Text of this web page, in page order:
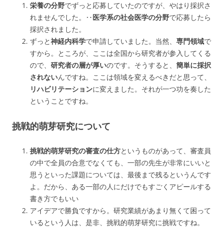
栄養の分野でずっと応募していたのですが、やはり採択さ
れませんでした。‥医学系の社会医学の分野で応募したら
採択されました。
ずっと神経内科学で申請していました。当然、 専門領域で
すから。ところが、ここは全国から研究者が参入してくる
ので、 研究者の層が厚いのです。そうすると、 簡単に採択
されないんですね。ここは領域を変えるべきだと思って、
リハビリテーションに変えました。それが一つ功を奏した
ということですね。
挑戦的萌芽研究について
挑戦的萌芽研究の審査の仕方というものがあって、審査員
の中で全員の合意でなくても、一部の先生が非常にいいと
思うといった課題については、最後まで残るというんです
よ。だから、ある一部の人にだけでもすごくアピールする
書き方でもいい
アイデアで勝負ですから。研究業績があまり無くて困って
いるという人は、是非、挑戦的萌芽研究に挑戦ですね。